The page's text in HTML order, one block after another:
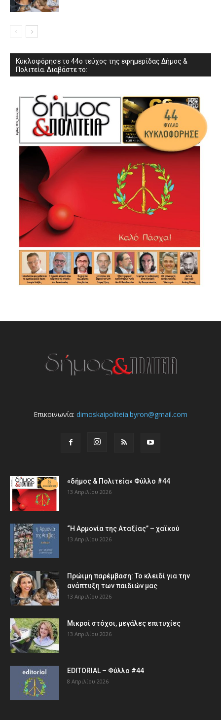
Κυκλοφόρησε το 44ο τεύχος της εφημερίδας Δήμος &
Πολιτεία. Διαβάστε το:
Επικοινωνία: dimoskaipoliteia.byron@gmail.com
«δήμος & Πολιτεία» Φύλλο #44
13 Απριλίου 2026
“Η Αρμονία της Αταξίας” – χαϊκού
13 Απριλίου 2026
Πρώιμη παρέμβαση: Το κλειδί για την
ανάπτυξη των παιδιών µας
13 Απριλίου 2026
Μικροί στόχοι, μεγάλες επιτυχίες
13 Απριλίου 2026
EDITORIAL – Φύλλο #44
8 Απριλίου 2026